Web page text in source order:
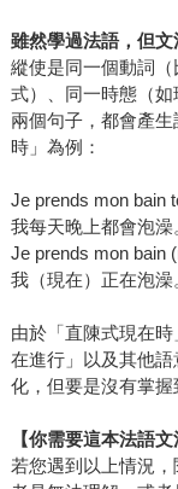
雖然學過法語，但
縱使是同一個動詞
式）、同一時態（
兩個句子，都會產
時」為例：
Je prends mon bain
我每天晚上都會泡澡
Je prends mon bain
我（現在）正在泡澡
由於「直陳式現在
在進行」以及其他
化，但要是沒有掌握
【你需要這本法語
若您遇到以上情況